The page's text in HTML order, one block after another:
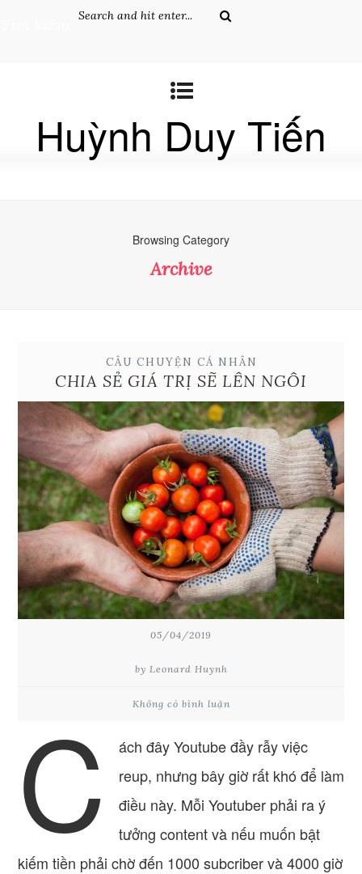
Huỳnh Duy Tiến
Browsing Category
Archive
CÂU CHUYỆN CÁ NHÂN
CHIA SẺ GIÁ TRỊ SẼ LÊN NGÔI
05/04/2019
by Leonard Huynh
Không có bình luận
C
ách đây Youtube đầy rẫy việc
reup, nhưng bây giờ rất khó để làm
điều này. Mỗi Youtuber phải ra ý
tưởng content và nếu muốn bật
kiếm tiền phải chờ đến 1000 subcriber và 4000 giờ